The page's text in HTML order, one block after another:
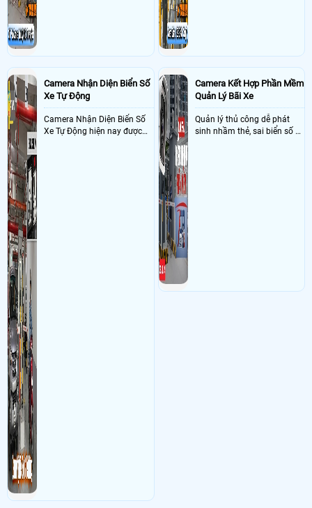
Camera Nhận Diện Biển Số
Xe Tự Động
Camera Nhận Diện Biển Số
Xe Tự Động hiện nay được
Camera Kết Hợp Phần Mềm
Quản Lý Bãi Xe
Quản lý thủ công dễ phát
sinh nhầm thẻ, sai biển số và